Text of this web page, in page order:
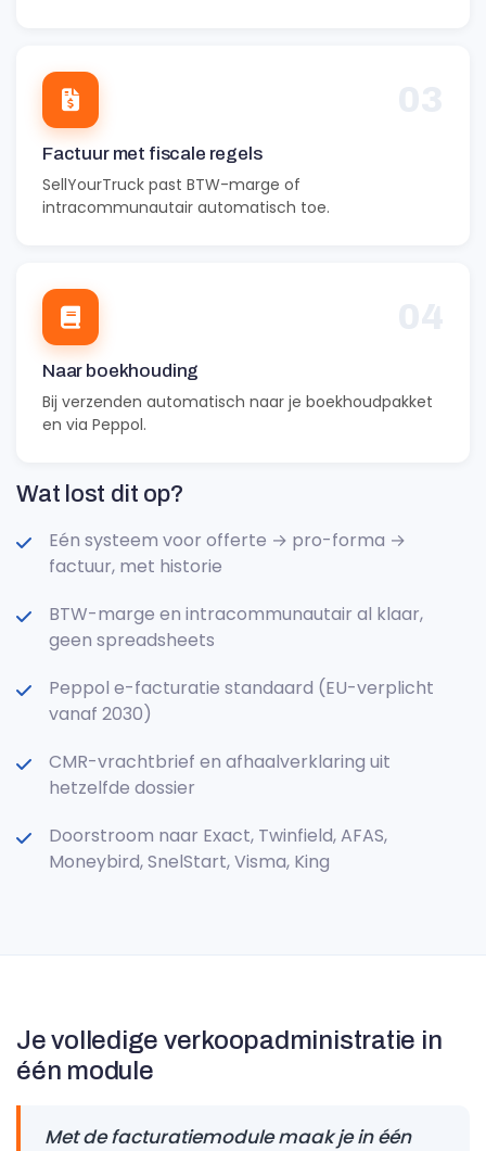
Factuur met fiscale regels
SellYourTruck past BTW-marge of
intracommunautair automatisch toe.
Naar boekhouding
Bij verzenden automatisch naar je boekhoudpakket
en via Peppol.
Wat lost dit op?
Eén systeem voor offerte → pro-forma →
factuur, met historie
BTW-marge en intracommunautair al klaar,
geen spreadsheets
Peppol e-facturatie standaard (EU-verplicht
vanaf 2030)
CMR-vrachtbrief en afhaalverklaring uit
hetzelfde dossier
Doorstroom naar Exact, Twinfield, AFAS,
Moneybird, SnelStart, Visma, King
Je volledige verkoopadministratie in
één module
Met de facturatiemodule maak je in één